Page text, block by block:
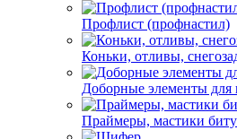
Профлист (профнастил)
Коньки, отливы,
Доборные элементы для
Праймеры, мастики